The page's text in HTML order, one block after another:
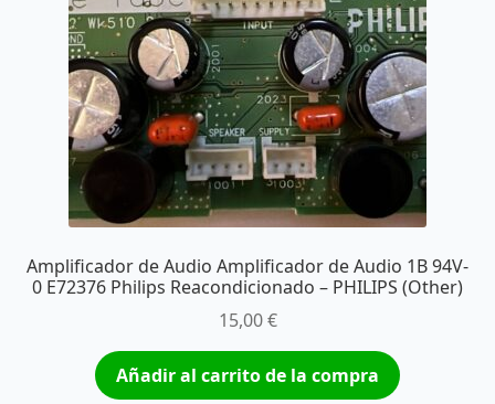
Amplificador de Audio Amplificador de Audio 1B 94V-
0 E72376 Philips Reacondicionado – PHILIPS (Other)
15,00€
Añadir al carrito de la compra